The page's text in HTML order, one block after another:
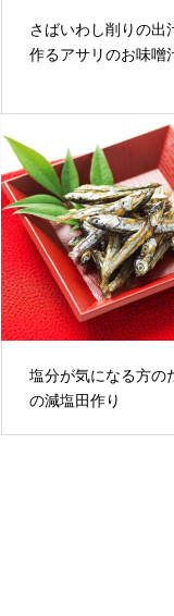
さばいわし削りの出
作るアサリのお味噌
塩分が気になる方の
の減塩田作り